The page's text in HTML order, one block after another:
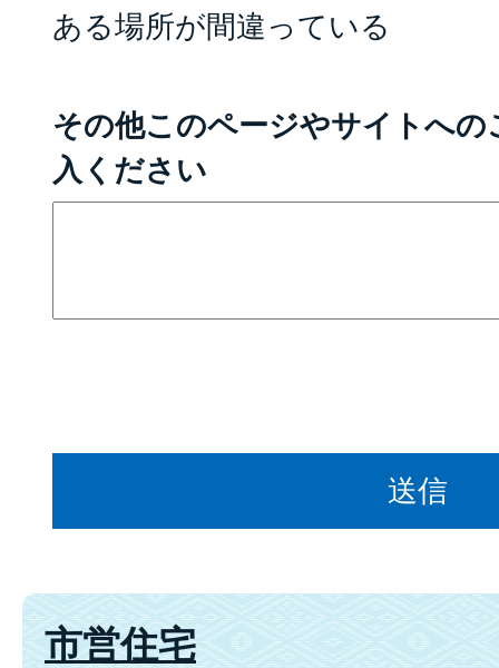
ある場所が間違っている
その他このページやサイトへ
入ください
市営住宅